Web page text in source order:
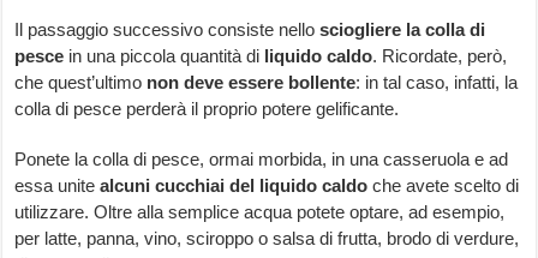
Il passaggio successivo consiste nellosciogliere la colla di
pesce in una piccola quantità di liquido caldo. Ricordate, però,
che quest’ultimo non deve essere bollente: in tal caso, infatti, la
colla di pesce perderà il proprio potere gelificante.
Ponete la colla di pesce, ormai morbida, in una casseruola e ad
essa unitealcuni cucchiai del liquido caldo che avete scelto di
utilizzare. Oltre alla semplice acqua potete optare, ad esempio,
per latte, panna, vino, sciroppo o salsa di frutta, brodo di verdure,